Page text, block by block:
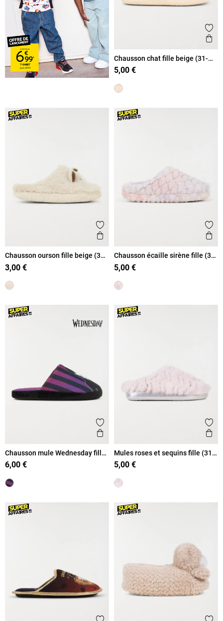
Chausson chat fille beige (31-
35)
5,00 €
Ajouter aux favoris
Aperçu rapide
Chausson ourson fille beige (31-
35)
3,00 €
Chausson écaille sirène fille (31-
35)
5,00 €
Ajouter aux favoris
Aperçu rapide
Chausson mule Wednesday fille
(31-36)
6,00 €
Mules roses et sequins fille (31-
35)
5,00 €